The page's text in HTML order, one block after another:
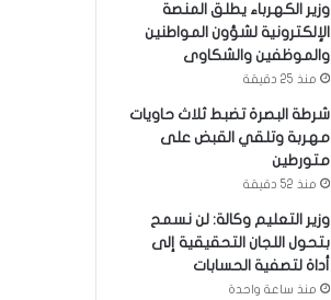
وزير الكهرباء يطلق المنصة
الإلكترونية لشؤون المواطنين
والموظفين والشكاوى
منذ 25 دقيقة
شرطة البصرة تضبط ثلاث حاويات
مهربة وتلقي القبض على
متورطين
منذ 52 دقيقة
وزير التعليم وكالة: لن نسمح
بتحول اللجان التحقيقية إلى
أداة لتصفية الحسابات
منذ ساعة واحدة